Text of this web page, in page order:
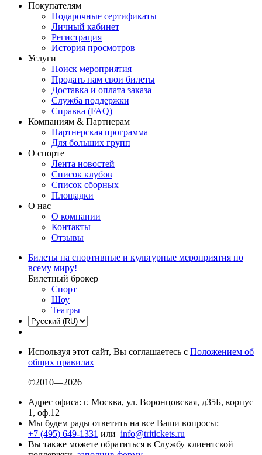
Покупателям
Подарочные сертификаты
Личный кабинет
Регистрация
История просмотров
Услуги
Поиск мероприятия
Продать нам свои билеты
Доставка и оплата заказа
Служба поддержки
Справка (FAQ)
Компаниям & Партнерам
Партнерская программа
Для больших групп
О спорте
Лента новостей
Список клубов
Список сборных
Площадки
О нас
О компании
Контакты
Отзывы
Билеты на спортивные и культурные мероприятия по
всему миру!
Билетный брокер
Спорт
Шоу
Театры
Используя этот сайт, Вы соглашаетесь с Положением об
общих правилах
©2010—2026
Адрес офиса: г. Москва, ул. Воронцовская, д35Б, корпус
1, оф.12
Мы будем рады ответить на все Ваши вопросы:
+7 (495) 649-1331 или info@tritickets.ru
Вы также можете обратиться в Службу клиентской